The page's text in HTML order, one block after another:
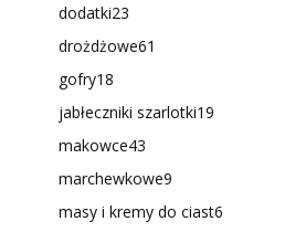
dodatki23
drożdżowe61
gofry18
jabłeczniki szarlotki19
makowce43
marchewkowe9
masy i kremy do ciast6